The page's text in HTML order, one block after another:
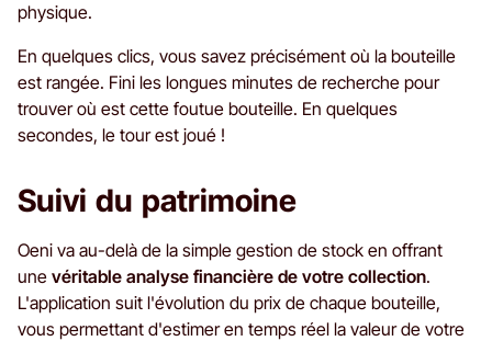
physique.
En quelques clics, vous savez précisément où la bouteille
est rangée. Fini les longues minutes de recherche pour
trouver où est cette foutue bouteille. En quelques
secondes, le tour est joué !
Suivi du patrimoine
Oeni va au-delà de la simple gestion de stock en offrant
une véritable analyse financière de votre collection.
L'application suit l'évolution du prix de chaque bouteille,
vous permettant d'estimer en temps réel la valeur de votre